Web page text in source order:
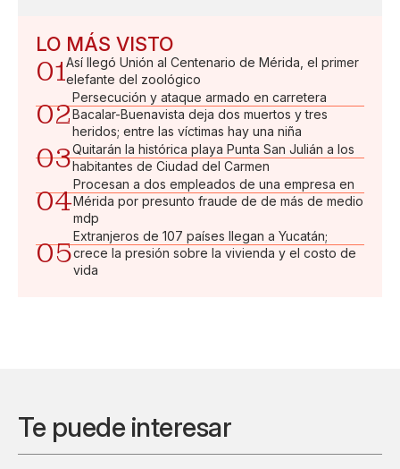
LO MÁS VISTO
01Así llegó Unión al Centenario de Mérida, el primer
elefante del zoológico
02
Persecución y ataque armado en carretera
Bacalar-Buenavista deja dos muertos y tres
heridos; entre las víctimas hay una niña
03Quitarán la histórica playa Punta San Julián a los
habitantes de Ciudad del Carmen
04
Procesan a dos empleados de una empresa en
Mérida por presunto fraude de de más de medio
mdp
05
Extranjeros de 107 países llegan a Yucatán;
crece la presión sobre la vivienda y el costo de
vida
Te puede interesar